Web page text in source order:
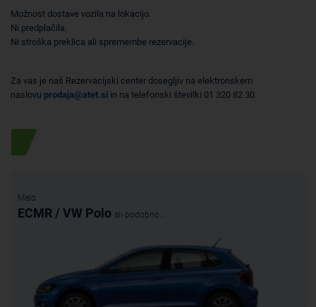
Možnost dostave vozila na lokacijo.
Ni predplačila.
Ni stroška preklica ali spremembe rezervacije.
Za vas je naš Rezervacijski center dosegljiv na elektronskem
naslovu prodaja@atet.si in na telefonski številki 01 320 82 30.
Malo
ECMR / VW Polo ali podobno...